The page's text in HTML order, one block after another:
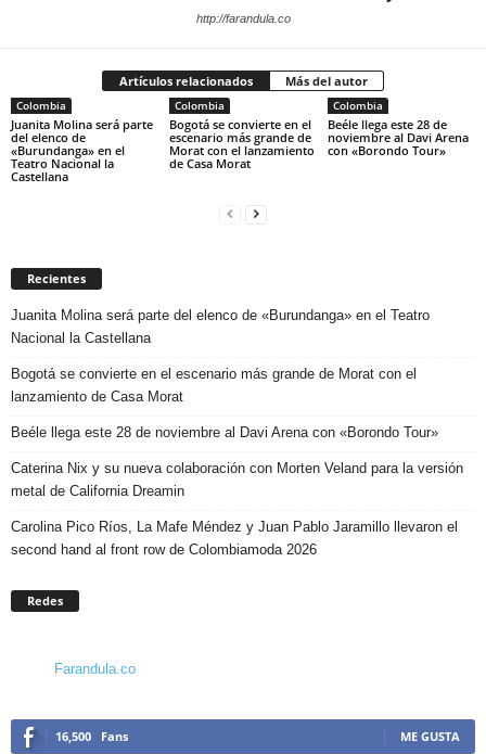
http://farandula.co
Artículos relacionados Más del autor
Colombia
Juanita Molina será parte
del elenco de
«Burundanga» en el
Teatro Nacional la
Castellana
Colombia
Bogotá se convierte en el
escenario más grande de
Morat con el lanzamiento
de Casa Morat
Colombia
Beéle llega este 28 de
noviembre al Davi Arena
con «Borondo Tour»
Recientes
Juanita Molina será parte del elenco de «Burundanga» en el Teatro
Nacional la Castellana
Bogotá se convierte en el escenario más grande de Morat con el
lanzamiento de Casa Morat
Beéle llega este 28 de noviembre al Davi Arena con «Borondo Tour»
Caterina Nix y su nueva colaboración con Morten Veland para la versión
metal de California Dreamin
Carolina Pico Ríos, La Mafe Méndez y Juan Pablo Jaramillo llevaron el
second hand al front row de Colombiamoda 2026
Redes
Farandula.co
16,500 Fans ME GUSTA